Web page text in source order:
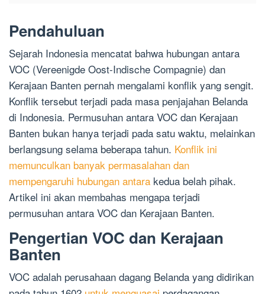
Pendahuluan
Sejarah Indonesia mencatat bahwa hubungan antara
VOC (Vereenigde Oost-Indische Compagnie) dan
Kerajaan Banten pernah mengalami konflik yang sengit.
Konflik tersebut terjadi pada masa penjajahan Belanda
di Indonesia. Permusuhan antara VOC dan Kerajaan
Banten bukan hanya terjadi pada satu waktu, melainkan
berlangsung selama beberapa tahun. Konflik ini
memunculkan banyak permasalahan dan
mempengaruhi hubungan antara kedua belah pihak.
Artikel ini akan membahas mengapa terjadi
permusuhan antara VOC dan Kerajaan Banten.
Pengertian VOC dan Kerajaan
Banten
VOC adalah perusahaan dagang Belanda yang didirikan